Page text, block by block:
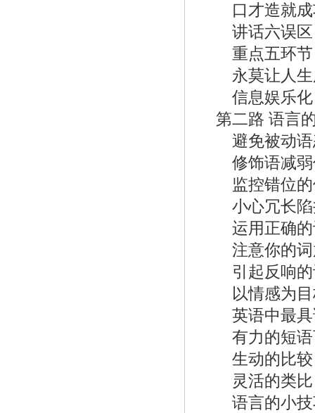
口才造就成
讲话六误区
重点五环节
永莫让人生
信息娱乐化
第二路 语言
避免被动语
修饰语减弱
监控错位的
小心冗长陷
运用正确的
注意你的词
引起反响的
以情感为目
英语中最具
有力的短语
生动的比较
灵活的类比
语言的小技